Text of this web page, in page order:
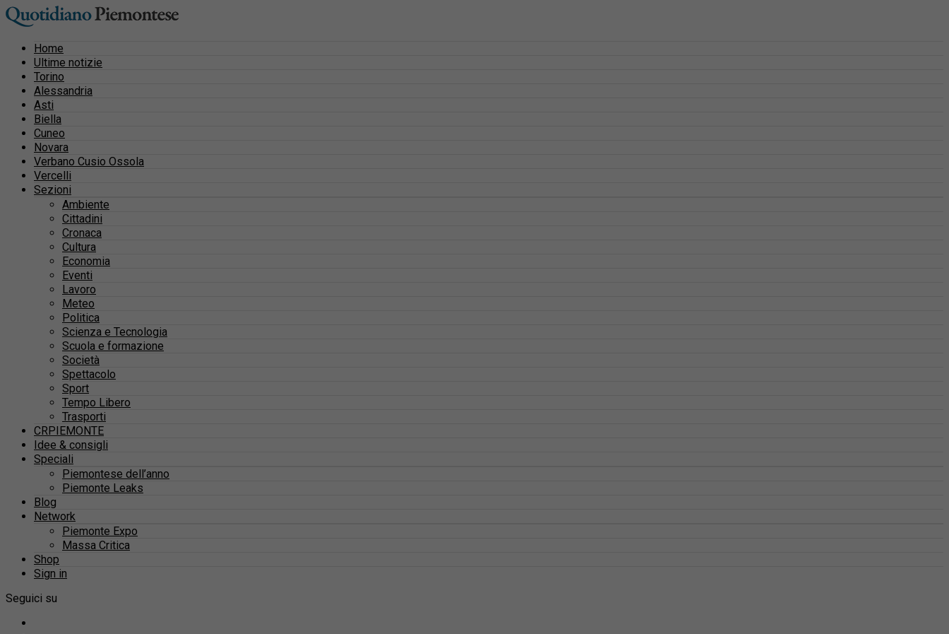
Home
Ultime notizie
Torino
Alessandria
Asti
Biella
Cuneo
Novara
Verbano Cusio Ossola
Vercelli
Sezioni
Ambiente
Cittadini
Cronaca
Cultura
Economia
Eventi
Lavoro
Meteo
Politica
Scienza e Tecnologia
Scuola e formazione
Società
Spettacolo
Sport
Tempo Libero
Trasporti
CRPIEMONTE
Idee & consigli
Speciali
Piemontese dell’anno
Piemonte Leaks
Blog
Network
Piemonte Expo
Massa Critica
Shop
Sign in
Seguici su